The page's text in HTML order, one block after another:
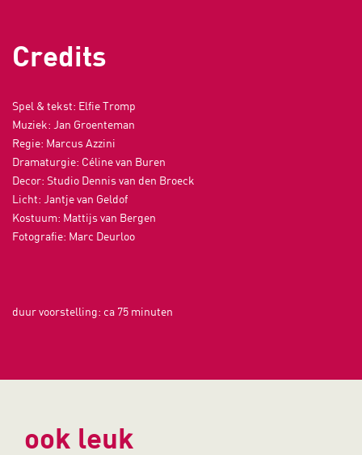
Credits
Spel & tekst: Elfie Tromp
Muziek: Jan Groenteman
Regie: Marcus Azzini
Dramaturgie: Céline van Buren
Decor: Studio Dennis van den Broeck
Licht: Jantje van Geldof
Kostuum: Mattijs van Bergen
Fotografie: Marc Deurloo
duur voorstelling: ca 75 minuten
ook leuk